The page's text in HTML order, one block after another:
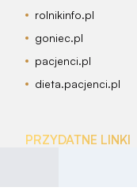
rolnikinfo.pl
goniec.pl
pacjenci.pl
dieta.pacjenci.pl
PRZYDATNE LINKI